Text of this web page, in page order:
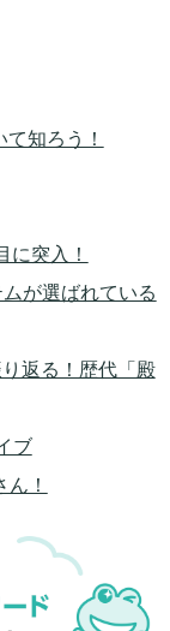
知ろう！
に突入！
が選ばれている
返る！歴代「殿
ブ
！